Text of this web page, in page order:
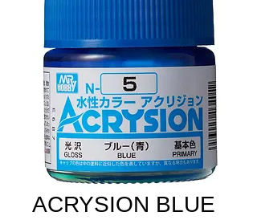
ACRYSION BLUE